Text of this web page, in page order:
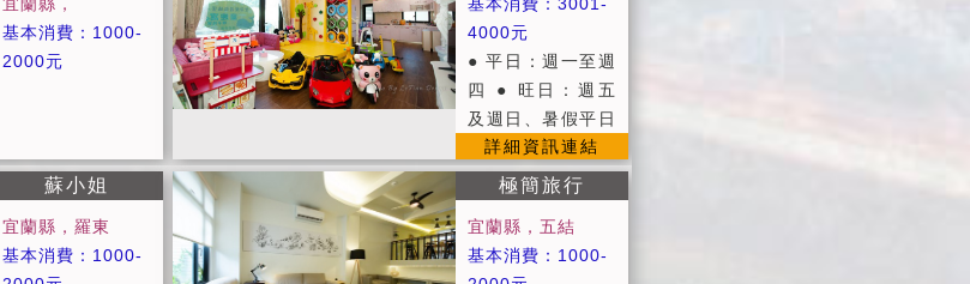
第四台有線頻道電
視。 ●提供現做早
餐《住宿皆附早
務。 ※ 平日：週
日：週六、連續假
日 ※ 定價：農曆
以下)不另加收費
（不另附盥洗用品
及寢具備品；如需
者，酌收300元）
＊.＊.包棟房客如
要烤肉需於訂房時
告知並經民宿業者
收800元（提供烤
肉用具、木碳、桌
0，年假13,000，
最多可容納20人。
可使用一樓點唱
機、廚房(如使用
瓦斯爐需另收100
元瓦斯費用)。 ※
分鐘。 ●代購國立
傳統藝術中心、蘭
陽博物館門票。 ●
提供烤肉場地(最
晚烤至晚上九點)
●為維護住宿環
境，室內請勿吸
煙，請勿攜帶寵
物，不便處請見
大雙人床床架 ▉
獨立筒床墊 ▉42
吋液晶電視 ▉
「詩芙儂」高級清
潔用品 ▉小冰箱
▉快煮壺 ▉有線
電視頻道 ▉wifi上
網
餐，由本堡精心料
理， 為了維持早
餐的品質，用餐時
時限內用餐，早餐
如需素食者請於訂
房時告知。 ＊住
宿叮囑： ●本館
進房時間為下午3
提供早餐服務。
▉附卡拉OK。 ▉
廚房可使用。 ▉
可預約下午茶和烤
肉(食品需自備)。
▉免費提供白米煮
通非常方便，隨園
居庭園民宿 誠心
歡迎有緣客光臨勝
※A棟房間數：32
(七間) ※A棟+B
棟：包棟42人(共
房、公用冰箱、飲
水機、無線wifi網
路、微波爐 ■咖啡
包、提供可自行調
配花草茶 ■提供第
四台有線頻道電視
■提供宜蘭旅遊資
（需提前告知預
約） ■貼心叮嚀：
基本消費：1000-
2000元
詳細資訊連結
4000元
● 平日：週一至週
四 ● 旺日：週五
及週日、暑假平日
(周一至周四) ● 假
日：週六、連續假
日 ● 定價：春節
過年期間 ● 包棟4
人，可任選一間房
詳細資訊連結
蘇小姐
宜蘭縣，羅東
基本消費：1000-
極簡旅行
宜蘭縣，五結
基本消費：1000-